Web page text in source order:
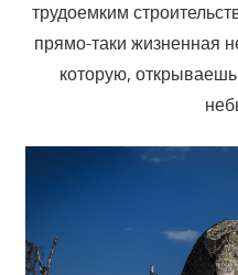
трудоемким
прямо-таки жизненная
которую,